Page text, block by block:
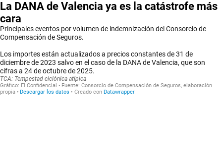
La DANA de Valencia ya es la catástrofe más
cara
Principales eventos por volumen de indemnización del Consorcio de
Compensación de Seguros.
Los importes están actualizados a precios constantes de 31 de
diciembre de 2023 salvo en el caso de la DANA de Valencia, que son
cifras a 24 de octubre de 2025.
TCA: Tempestad ciclónica atípica
Gráfico: El Confidencial Fuente: Consorcio de Compensación de Seguros, elaboración
propia
Descargar los datos Creado con Datawrapper